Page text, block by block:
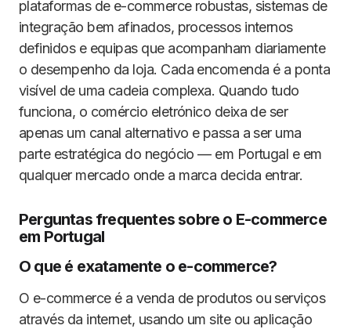
plataformas de e-commerce robustas, sistemas de
integração bem afinados, processos internos
definidos e equipas que acompanham diariamente
o desempenho da loja. Cada encomenda é a ponta
visível de uma cadeia complexa. Quando tudo
funciona, o comércio eletrónico deixa de ser
apenas um canal alternativo e passa a ser uma
parte estratégica do negócio — em Portugal e em
qualquer mercado onde a marca decida entrar.
Perguntas frequentes sobre o E-commerce
em Portugal
O que é exatamente o e-commerce?
O e-commerce é a venda de produtos ou serviços
através da internet, usando um site ou aplicação